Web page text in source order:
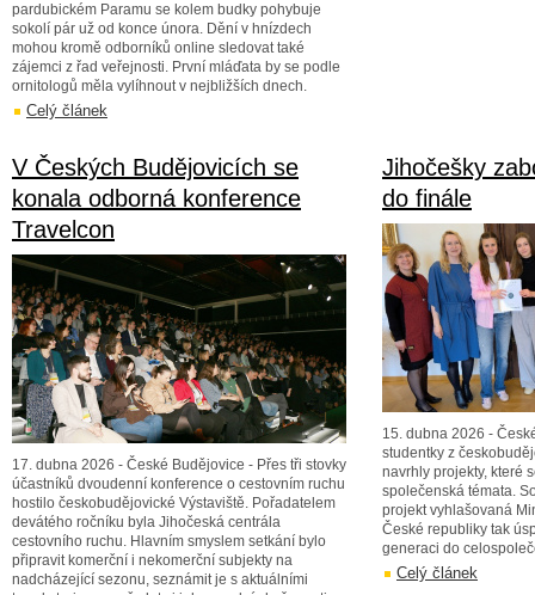
pardubickém Paramu se kolem budky pohybuje
sokolí pár už od konce února. Dění v hnízdech
mohou kromě odborníků online sledovat také
zájemci z řad veřejnosti. První mláďata by se podle
ornitologů měla vylíhnout v nejbližších dnech.
Celý článek
V Českých Budějovicích se
konala odborná konference
Travelcon
17. dubna 2026 - České Budějovice - Přes tři stovky
účastníků dvoudenní konference o cestovním ruchu
hostilo českobudějovické Výstaviště. Pořadatelem
devátého ročníku byla Jihočeská centrála
cestovního ruchu. Hlavním smyslem setkání bylo
připravit komerční i nekomerční subjekty na
nadcházející sezonu, seznámit je s aktuálními
Jihočešky
do finále
15. dubna 2026 -
studentky z
navrhly projekty, které
společenská témata.
projekt vyhlašovaná
České republiky tak
generaci do
Celý článek